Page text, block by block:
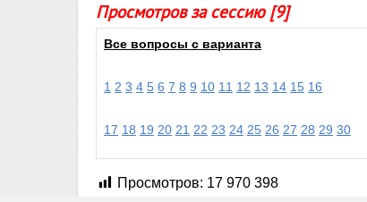
Просмотров за сессию [9]
Все вопросы с варианта
1 2 3 4 5 6 7 8 9 10 11 12 13 14 15 16
17 18 19 20 21 22 23 24 25 26 27 28 29 30
Просмотров: 17 970 398